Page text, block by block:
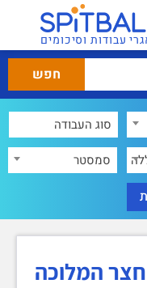
עבודות וסיכומים
סמסטר
המלוכה